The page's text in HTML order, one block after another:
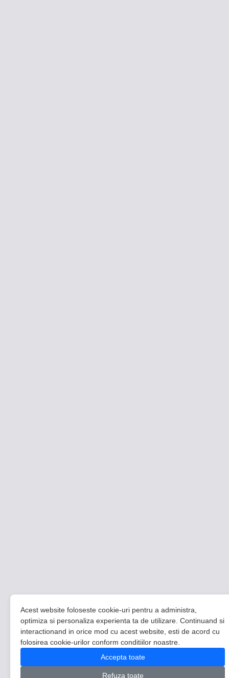
Acest website foloseste cookie-uri pentru a administra,
optimiza si personaliza experienta ta de utilizare. Continuand si
interactionand in orice mod cu acest website, esti de acord cu
folosirea cookie-urilor conform conditiilor noastre.
Accepta toate
Refuza toate